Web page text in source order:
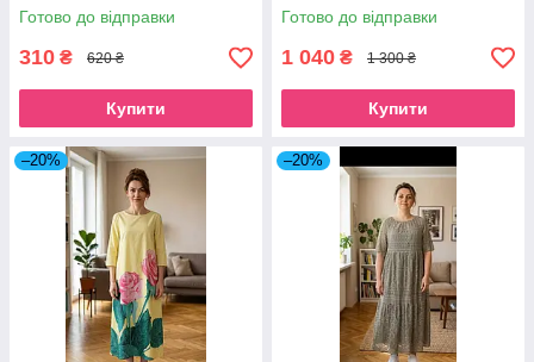
Готово до відправки
310 ₴ 620 ₴
Купити
Готово до відправки
1 040 ₴ 1 300 ₴
Купити
–20% –20%